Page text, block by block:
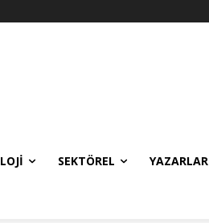
SEKTÖREL YAZARLAR